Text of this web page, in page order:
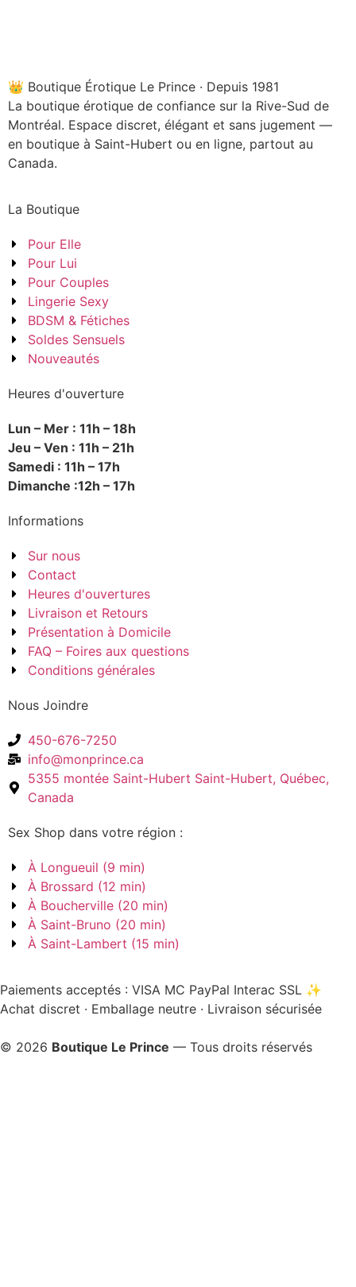
👑 Boutique Érotique Le Prince · Depuis 1981
La boutique érotique de confiance sur la Rive-Sud de
Montréal. Espace discret, élégant et sans jugement —
en boutique à Saint-Hubert ou en ligne, partout au
Canada.
La Boutique
Pour Elle
Pour Lui
Pour Couples
Lingerie Sexy
BDSM & Fétiches
Soldes Sensuels
Nouveautés
Heures d'ouverture
Lun – Mer : 11h – 18h
Jeu – Ven : 11h – 21h
Samedi : 11h – 17h
Dimanche :12h – 17h
Informations
Sur nous
Contact
Heures d'ouvertures
Livraison et Retours
Présentation à Domicile
FAQ – Foires aux questions
Conditions générales
Nous Joindre
450-676-7250
info@monprince.ca
5355 montée Saint-Hubert Saint-Hubert, Québec,
Canada
Sex Shop dans votre région :
À Longueuil (9 min)
À Brossard (12 min)
À Boucherville (20 min)
À Saint-Bruno (20 min)
À Saint-Lambert (15 min)
Paiements acceptés : VISA MC PayPal Interac SSL ✨
Achat discret · Emballage neutre · Livraison sécurisée
© 2026 Boutique Le Prince — Tous droits réservés